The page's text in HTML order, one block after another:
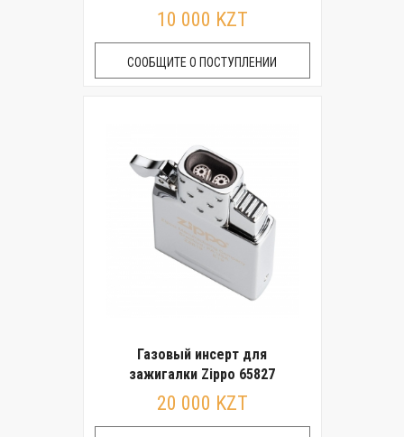
10 000 KZT
СООБЩИТЕ О ПОСТУПЛЕНИИ
Газовый инсерт для
зажигалки Zippo 65827
20 000 KZT